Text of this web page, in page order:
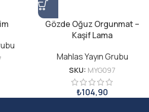
Gözde Oğuz Orgunmat –
Kaşif Lama
Mahlas Yayın Grubu
SKU: MYG097
₺104,90